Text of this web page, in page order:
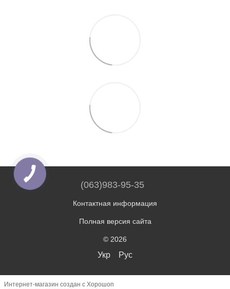
(063)983-95-35
Контактная информация
Полная версия сайта
© 2026
Укр Рус
Интернет-магазин создан с Хорошоп